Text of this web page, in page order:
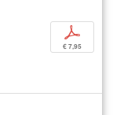
p
€ 7,95